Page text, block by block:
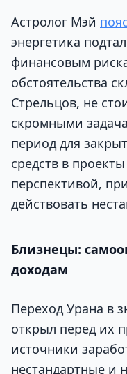
Астролог Мэй
энергетика
финансовым
обстоятельства
Стрельцов, не
скромными
период для
средств в
перспективой,
действовать
Близнецы:
доходам
Переход Урана в
открыл перед их
источники
нестандартные и